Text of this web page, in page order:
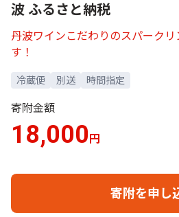
波 ふるさと納税
丹波ワインこだわりのスパーク
す！
冷蔵便 別送 時間指定
寄附金額
18,000 円
寄附を申し